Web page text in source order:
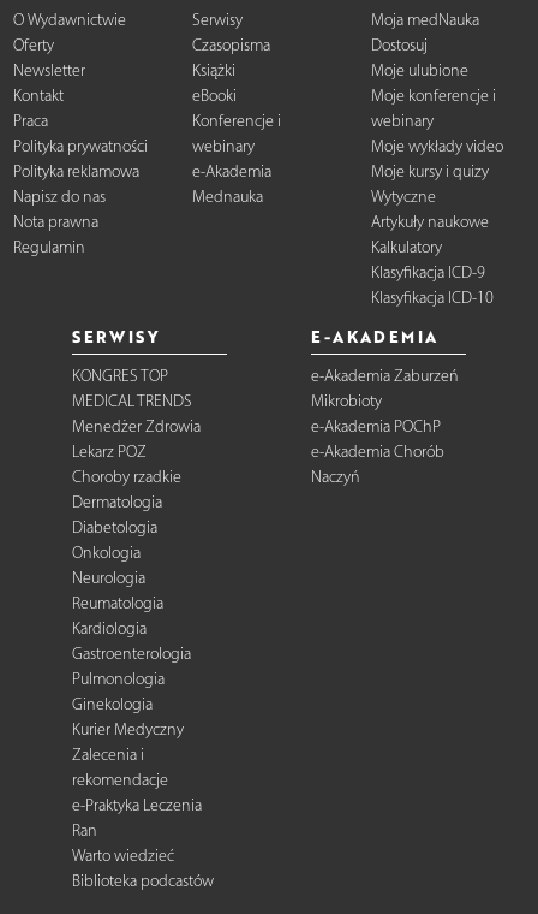
O Wydawnictwie
Oferty
Newsletter
Kontakt
Praca
Polityka prywatności
Polityka reklamowa
Napisz do nas
Nota prawna
Regulamin
Serwisy
Czasopisma
Książki
eBooki
Konferencje i
webinary
e-Akademia
Mednauka
Moja medNauka
Dostosuj
Moje ulubione
Moje konferencje i
webinary
Moje wykłady video
Moje kursy i quizy
Wytyczne
Artykuły naukowe
Kalkulatory
Klasyfikacja ICD-9
Klasyfikacja ICD-10
SERWISY
KONGRES TOP
MEDICAL TRENDS
Menedżer Zdrowia
Lekarz POZ
Choroby rzadkie
Dermatologia
Diabetologia
Onkologia
Neurologia
Reumatologia
Kardiologia
Gastroenterologia
Pulmonologia
Ginekologia
Kurier Medyczny
Zalecenia i
rekomendacje
e-Praktyka Leczenia
Ran
Warto wiedzieć
Biblioteka podcastów
E-AKADEMIA
e-Akademia Zaburzeń
Mikrobioty
e-Akademia POChP
e-Akademia Chorób
Naczyń